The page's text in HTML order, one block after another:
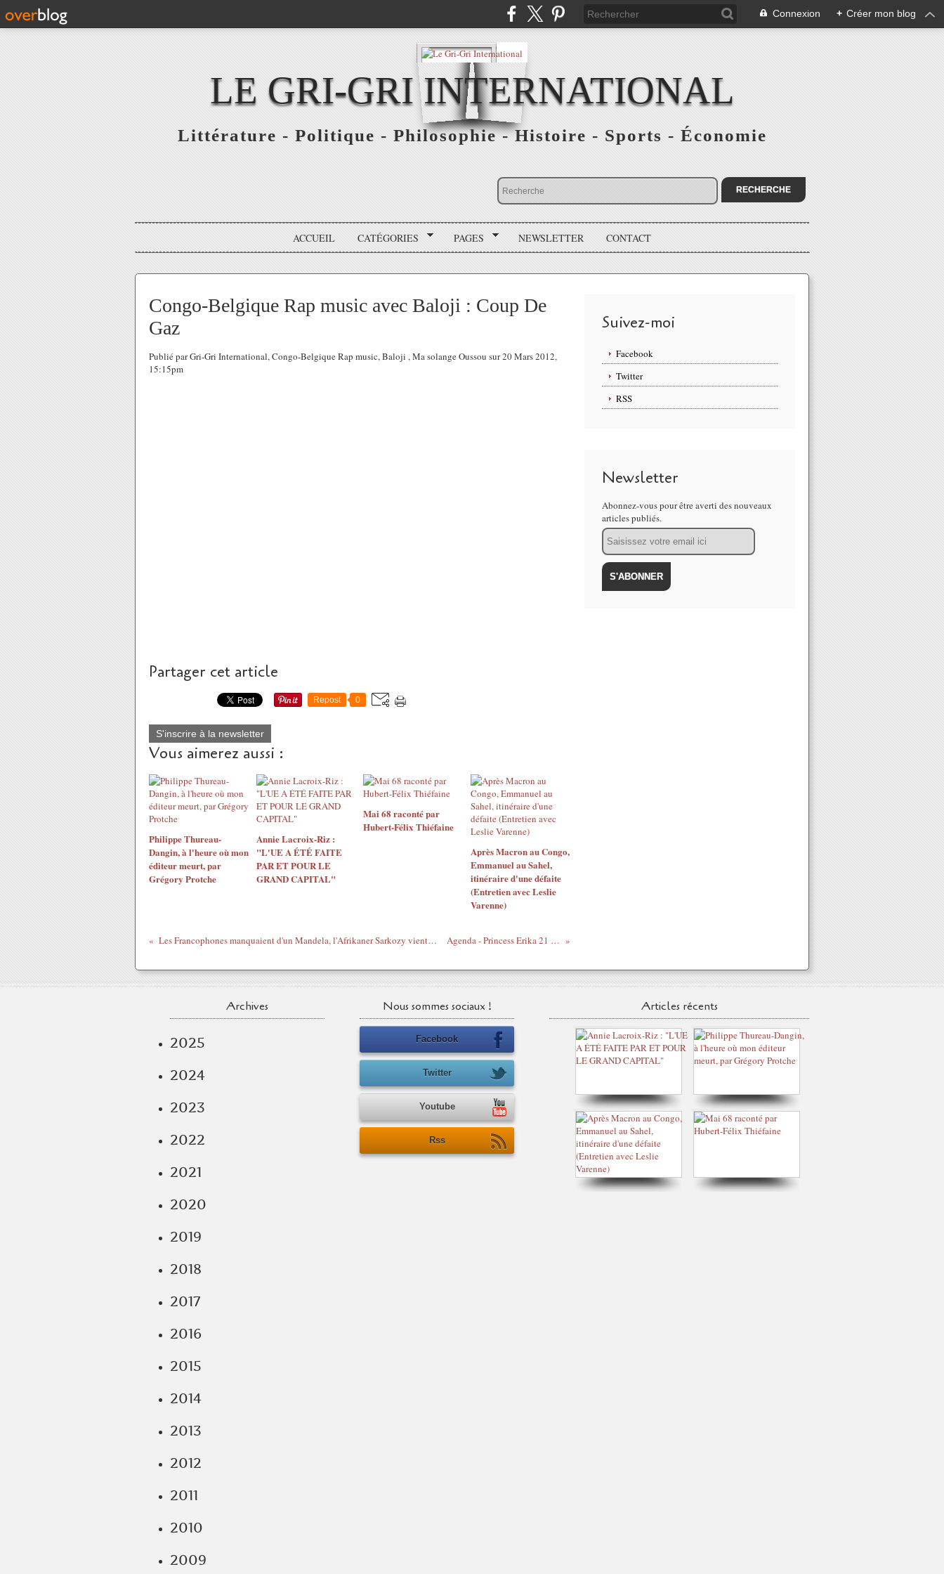
Connexion + Créer mon blog
LE GRI-GRI INTERNATIONAL
Littérature - Politique - Philosophie - Histoire - Sports - Économie
ACCUEIL CATÉGORIES PAGES NEWSLETTER CONTACT
Congo-Belgique Rap music avec Baloji : Coup De
Gaz
Publié par Gri-Gri International, Congo-Belgique Rap music, Baloji , Ma solange Oussou sur 20 Mars 2012,
15:15pm
Partager cet article
Repost 0
S'inscrire à la newsletter
Vous aimerez aussi :
Philippe Thureau-
Dangin, à l'heure où mon
éditeur meurt, par
Grégory Protche
Annie Lacroix-Riz :
"L'UE A ÉTÉ FAITE
PAR ET POUR LE
GRAND CAPITAL"
Mai 68 raconté par
Hubert-Félix Thiéfaine
Après Macron au Congo,
Emmanuel au Sahel,
itinéraire d'une défaite
(Entretien avec Leslie
Varenne)
Les Francophones manquaient d'un Mandela, l'Afrikaner Sarkozy vient de leur en offrir un : Laurent Gbagbo - Malick Noël Seck non censuré Agenda - Princess Erika 21 et le 22 mars - Showcase à Paris
Suivez-moi
Facebook
Twitter
RSS
Newsletter
Abonnez-vous pour être averti des nouveaux
articles publiés.
Email
Archives
2025
2024
2023
2022
2021
2020
2019
2018
2017
2016
2015
2014
2013
2012
2011
2010
2009
Nous sommes sociaux !
Facebook
Twitter
Youtube
Rss
Articles récents